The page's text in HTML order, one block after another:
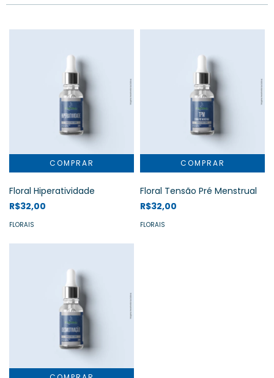
Floral Hiperatividade
R$32,00
FLORAIS
Floral Tensão Pré Menstrual
R$32,00
FLORAIS